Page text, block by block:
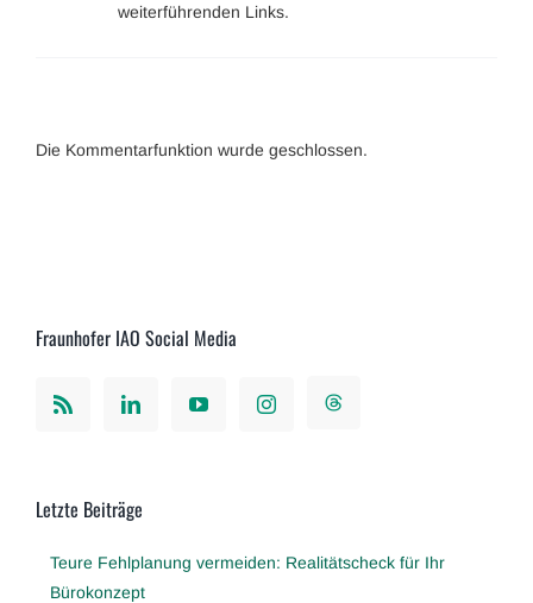
weiterführenden Links.
Die Kommentarfunktion wurde geschlossen.
Fraunhofer IAO Social Media
Letzte Beiträge
Teure Fehlplanung vermeiden: Realitätscheck für Ihr
Bürokonzept